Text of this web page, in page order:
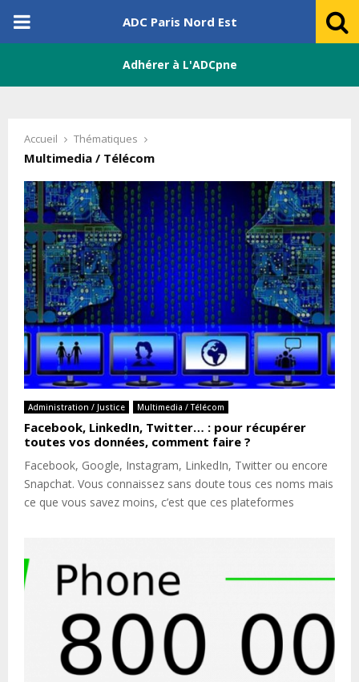
PRIMARY
ADC Paris Nord Est
Adhérer à L'ADCpne
Accueil Thématiques
Multimedia / Télécom
Administration / Justice Multimedia / Télécom
Facebook, LinkedIn, Twitter… : pour récupérer
toutes vos données, comment faire ?
Facebook, Google, Instagram, LinkedIn, Twitter ou encore
Snapchat. Vous connaissez sans doute tous ces noms mais
ce que vous savez moins, c’est que ces plateformes